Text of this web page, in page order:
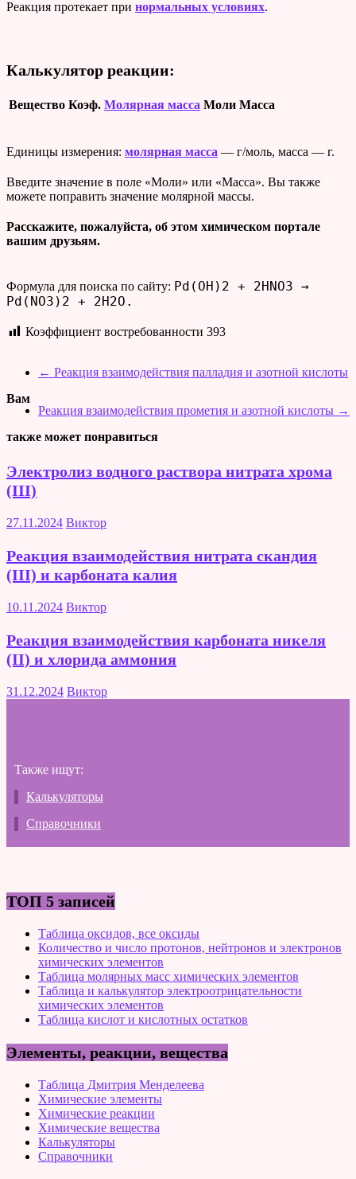
Реакция протекает при нормальных условиях.
Калькулятор реакции:
Вещество Коэф. Молярная масса Моли Масса
Единицы измерения: молярная масса — г/моль, масса — г.
Введите значение в поле «Моли» или «Масса». Вы также
можете поправить значение молярной массы.
Расскажите, пожалуйста, об этом химическом портале
вашим друзьям.
Формула для поиска по сайту: Pd(OH)2 + 2HNO3 →
Pd(NO3)2 + 2H2O.
Коэффициент востребованности 393
← Реакция взаимодействия палладия и азотной кислоты
Реакция взаимодействия прометия и азотной кислоты →
Вам
также может понравиться
Электролиз водного раствора нитрата хрома
(III)
27.11.2024 Виктор
Реакция взаимодействия нитрата скандия
(III) и карбоната калия
10.11.2024 Виктор
Реакция взаимодействия карбоната никеля
(II) и хлорида аммония
31.12.2024 Виктор
Также ищут:
Калькуляторы
Справочники
ТОП 5 записей
Таблица оксидов, все оксиды
Количество и число протонов, нейтронов и электронов
химических элементов
Таблица молярных масс химических элементов
Таблица и калькулятор электроотрицательности
химических элементов
Таблица кислот и кислотных остатков
Элементы, реакции, вещества
Таблица Дмитрия Менделеева
Химические элементы
Химические реакции
Химические вещества
Калькуляторы
Справочники